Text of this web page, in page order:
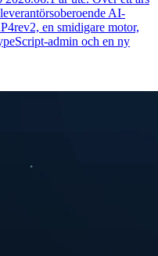
AI-
en smidigare motor,
admin och en ny